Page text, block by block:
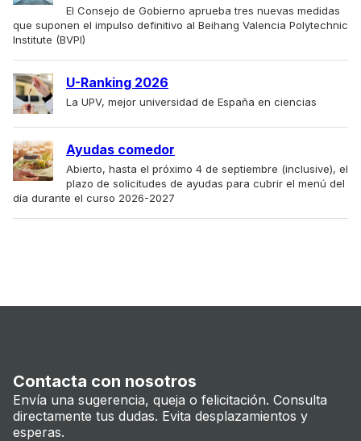
El Consejo de Gobierno aprueba tres nuevas medidas
que suponen el impulso definitivo al Beihang Valencia Polytechnic
Institute (BVPI)
U-Ranking 2026
La UPV, mejor universidad de España en ciencias
Ayudas comedor
Abierto, hasta el próximo 4 de septiembre (inclusive), el
plazo de solicitudes de ayudas para cubrir el menú del
día durante el curso 2026-2027
Contacta con nosotros
Envía una sugerencia, queja o felicitación. Consulta
directamente tus dudas. Evita desplazamientos y
esperas.